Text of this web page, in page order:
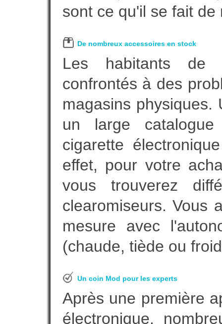
sont ce qu'il se fait
De nombreux accessoires en stock
Les habitants
confrontés à des
magasins
un large catalogue
cigarette
effet, pour votre
vous trouverez
clearomiseurs. Vous
mesure avec
(chaude, tiède ou
Un coin Mod pour les experts
Après une première
électronique,